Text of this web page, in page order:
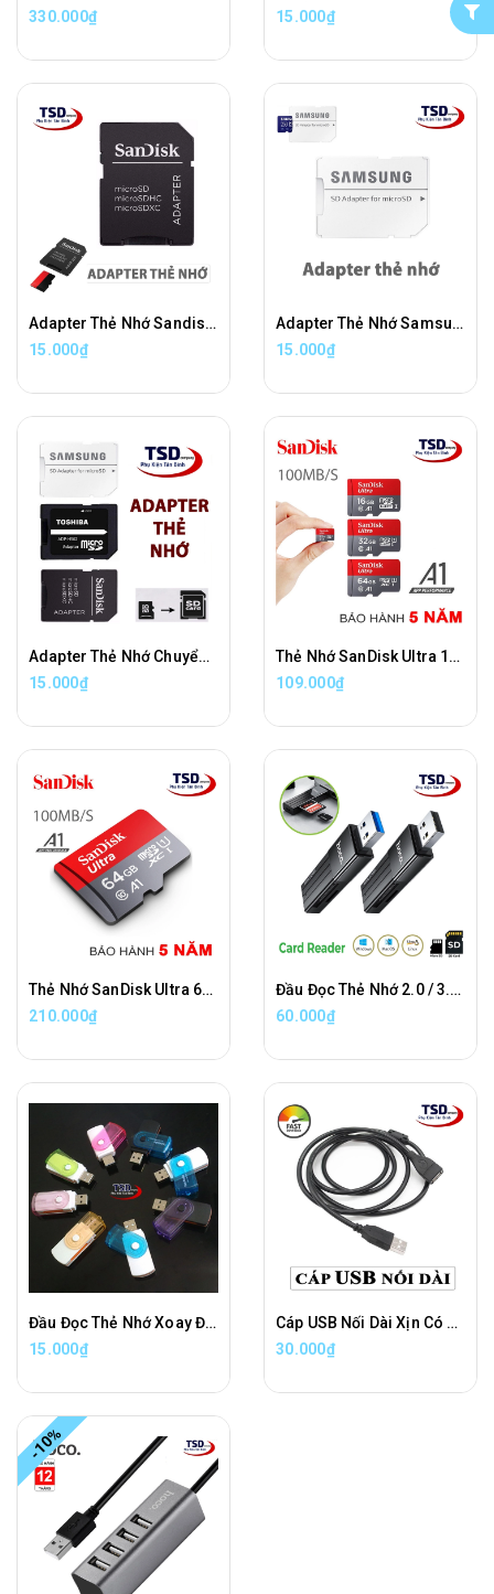
330.000₫
15.000₫
Adapter Thẻ Nhớ Sandisk Chuyển Đổi Thẻ Nhớ Micro SD Sang Thẻ Nhớ SD Chính Hãng
15.000₫
Adapter Thẻ Nhớ Samsung Chuyển Đổi Thẻ Nhớ Micro SD Sang Thẻ Nhớ SD Chính Hãng
15.000₫
Adapter Thẻ Nhớ Chuyển Đổi Thẻ Nhớ Micro SD Sang Thẻ Nhớ SD Chính Hãng
15.000₫
Thẻ Nhớ SanDisk Ultra 100MB/s MicroSDXC UHS-I A1 Chính Hãng
109.000₫
Thẻ Nhớ SanDisk Ultra 64GB 100MB/s MicroSDXC UHS-I A1 Chính Hãng
210.000₫
Đầu Đọc Thẻ Nhớ 2.0 / 3.0 Hoco HB20 Chính Hãng, Khe Cắm Thẻ SD & Micro SD
60.000₫
Đầu Đọc Thẻ Nhớ Xoay Đa Năng
15.000₫
Cáp USB Nối Dài Xịn Có Chống Nhiễu - Cable USB
30.000₫
-10%